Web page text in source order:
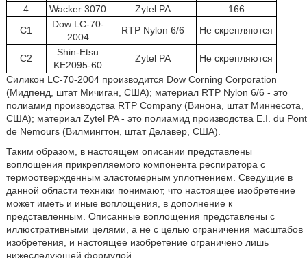
4
Wacker 3070 Zytel PA
166
С1
Dow LC-70-
2004
RTP Nylon 6/6 Не скрепляются
С2
Shin-Etsu
KE2095-60
Zytel PA
Не скрепляются
Силикон LC-70-2004 производится Dow Corning Corporation
(Мидпенд, штат Мичиган, США); материал RTP Nylon 6/6 - это
полиамид производства RTP Company (Винона, штат Миннесота,
США); материал Zytel PA - это полиамид производства E.I. du Pont
de Nemours (Вилмингтон, штат Делавер, США).
Таким образом, в настоящем описании представлены
воплощения прикрепляемого компонента респиратора с
термоотвержденным эластомерным уплотнением. Сведущие в
данной области техники понимают, что настоящее изобретение
может иметь и иные воплощения, в дополнение к
представленным. Описанные воплощения представлены с
иллюстративными целями, а не с целью ограничения масштабов
изобретения, и настоящее изобретение ограничено лишь
нижеследующей формулой.